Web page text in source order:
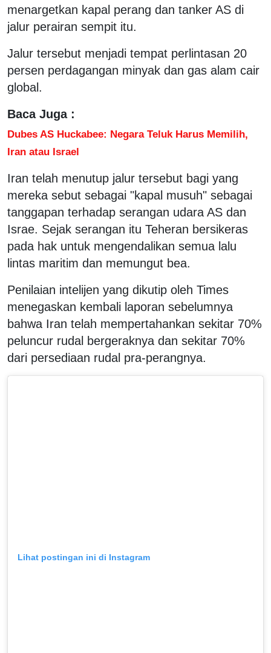
menargetkan kapal perang dan tanker AS di
jalur perairan sempit itu.
Jalur tersebut menjadi tempat perlintasan 20
persen perdagangan minyak dan gas alam cair
global.
Baca Juga :
Dubes AS Huckabee: Negara Teluk Harus Memilih,
Iran atau Israel
Iran telah menutup jalur tersebut bagi yang
mereka sebut sebagai "kapal musuh" sebagai
tanggapan terhadap serangan udara AS dan
Israe. Sejak serangan itu Teheran bersikeras
pada hak untuk mengendalikan semua lalu
lintas maritim dan memungut bea.
Penilaian intelijen yang dikutip oleh Times
menegaskan kembali laporan sebelumnya
bahwa Iran telah mempertahankan sekitar 70%
peluncur rudal bergeraknya dan sekitar 70%
dari persediaan rudal pra-perangnya.
Lihat postingan ini di Instagram